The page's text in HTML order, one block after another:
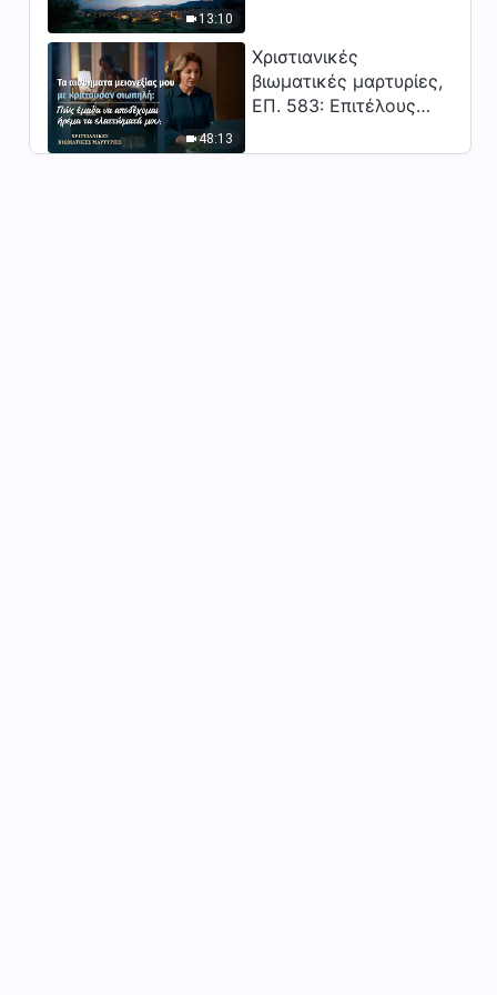
20:33
Καθημερινά λόγια του Θεού:
Γνωρίζοντας τον Θεό |
Απόσπασμα 167
Καθημερινά λόγια του Θεού:
Γνωρίζοντας τον Θεό |
13:10
48:13
Χριστιανικές
βιωματικές μαρτυρίες,
ΕΠ. 583: Επιτέλους
κατωτερότητας